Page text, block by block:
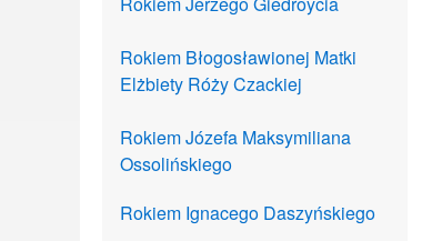
Rokiem Błogosławionej Matki
Elżbiety Róży Czackiej
Rokiem Józefa Maksymiliana
Ossolińskiego
Rokiem Ignacego Daszyńskiego